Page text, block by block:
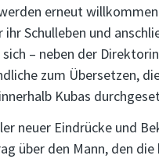
erneut
ihr Schulleben und
– neben der
zum Übersetzen,
Kubas
neuer Eindrücke und
über den Mann, den